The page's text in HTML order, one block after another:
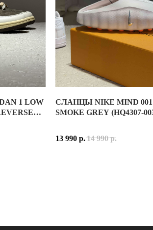
КОД МОДЕЛИ: 3WE10101460
ДАТА РЕЛИЗА: 2024 ГОД
1 LOW
X TRAVIS SCOTT REVERSE MOCHA
ИЗ СОЧЕТАНИЯ НАТУРАЛЬНОЙ КОЖИ И
СЛАНЦЫ NIKE MIND
SMOKE GREY (HQ4307-
СЛАНЦЫ NIKE MIND 001
13 990 р.14 990 р.